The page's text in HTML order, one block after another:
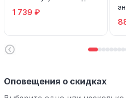
1 739 ₽
Оповещения о скидках